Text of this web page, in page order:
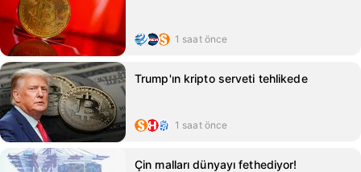
1 saat önce
Trump'ın kripto serveti tehlikede
1 saat önce
Çin malları dünyayı fethediyor!